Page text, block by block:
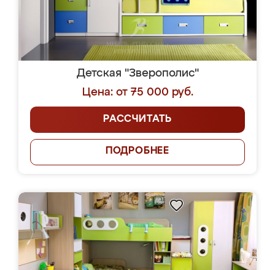
Детская "Зверополис"
Цена: от 75 000 руб.
РАССЧИТАТЬ
ПОДРОБНЕЕ